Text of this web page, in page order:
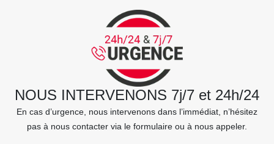
NOUS INTERVENONS 7j/7 et 24h/24
En cas d’urgence, nous intervenons dans l’immédiat, n’hésitez
pas à nous contacter via le formulaire ou à nous appeler.